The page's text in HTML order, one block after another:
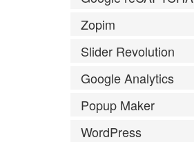
Zopim
Slider Revolution
Google Analytics
Popup Maker
WordPress